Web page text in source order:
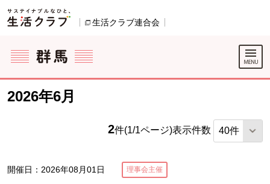
ページの先頭です。
生活クラブ連合会
ここからサイト内共通メニューです。
サイト内共通メニューをスキップする
サイト内共通メニューここまで。
2026年6月
2件(1/1ページ)表示件数
開催日：2026年08月01日 理事会主催